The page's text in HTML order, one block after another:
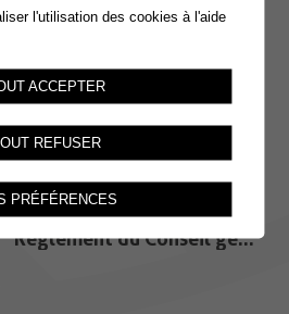
Procès-verbal des séances
L'ensemble des PV seront rajoutés
Règlement du Conseil général
l'utilisation des cookies à l'aide
ACCEPTER
REFUSER
PRÉFÉRENCES